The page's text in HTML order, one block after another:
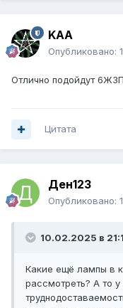
KAA
Опубликовано:
Отлично подойдут
Цитата
Ден123
Опубликовано:
10.02.2025 в
Какие ещё лампы в
рассмотреть? А то